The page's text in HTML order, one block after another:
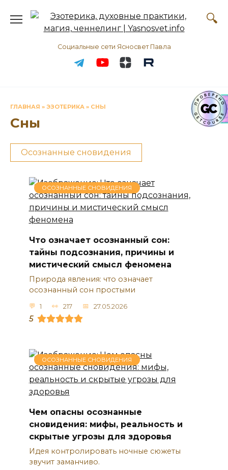
содержанию
Социальные сети Ясносвет Павла
ГЛАВНАЯ » ЭЗОТЕРИКА » СНЫ
Сны
Осознанные сновидения
ОСОЗНАННЫЕ СНОВИДЕНИЯ
Что означает осознанный сон:
тайны подсознания, причины и
мистический смысл феномена
Природа явления: что означает
осознанный сон простыми
1 217 27.05.2026
5
ОСОЗНАННЫЕ СНОВИДЕНИЯ
Чем опасны осознанные
сновидения: мифы, реальность и
скрытые угрозы для здоровья
Идея контролировать ночные сюжеты
звучит заманчиво.